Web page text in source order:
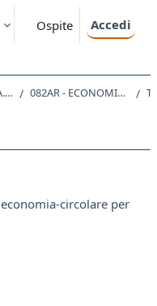
Ospite Accedi
A.A. 2023 - 2024 082AR - ECONOMIA CIRCOLARE E SOSTENIBILITA' DELLE RISORSE E DELL'AMBIENTE 2023
circolare per